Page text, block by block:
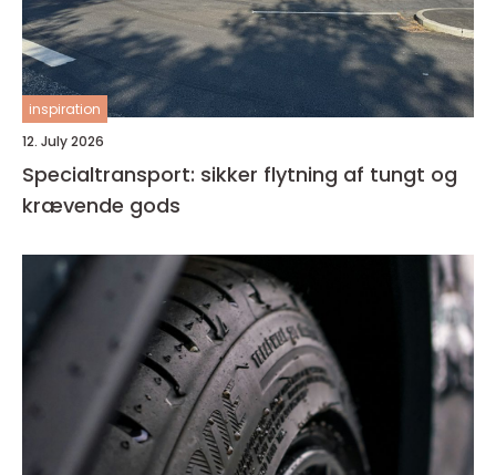
inspiration
12. July 2026
Specialtransport: sikker flytning af tungt og
krævende gods